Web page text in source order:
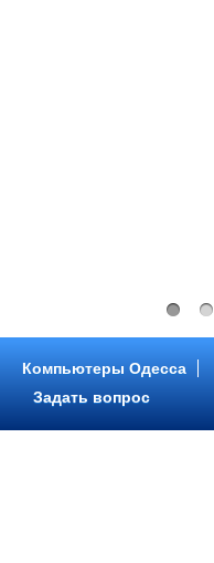
Компьютеры Одесса
Задать вопрос